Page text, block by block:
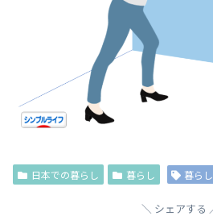
日本での暮らし 暮らし 暮らし
シェアする